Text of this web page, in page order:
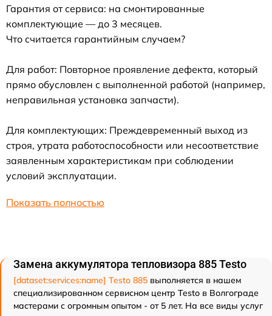
Гарантия от сервиса: на смонтированные
комплектующие — до 3 месяцев.
Что считается гарантийным случаем?
Для работ: Повторное проявление дефекта, который
прямо обусловлен с выполненной работой (например,
неправильная установка запчасти).
Для комплектующих: Преждевременный выход из
строя, утрата работоспособности или несоответствие
заявленным характеристикам при соблюдении
условий эксплуатации.
Показать полностью
Замена аккумулятора тепловизора 885 Testo
[dataset:services:name] Testo 885 выполняется в нашем
специализированном сервисном центр Testo в Волгограде
мастерами с огромным опытом - от 5 лет. На все виды услуг